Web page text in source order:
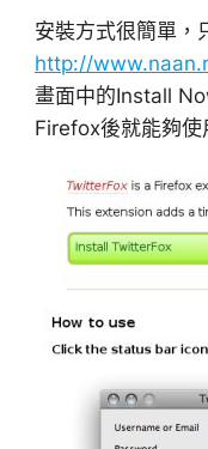
安裝方式很簡單，
http://
畫面中的Install
Firefox後就能夠使